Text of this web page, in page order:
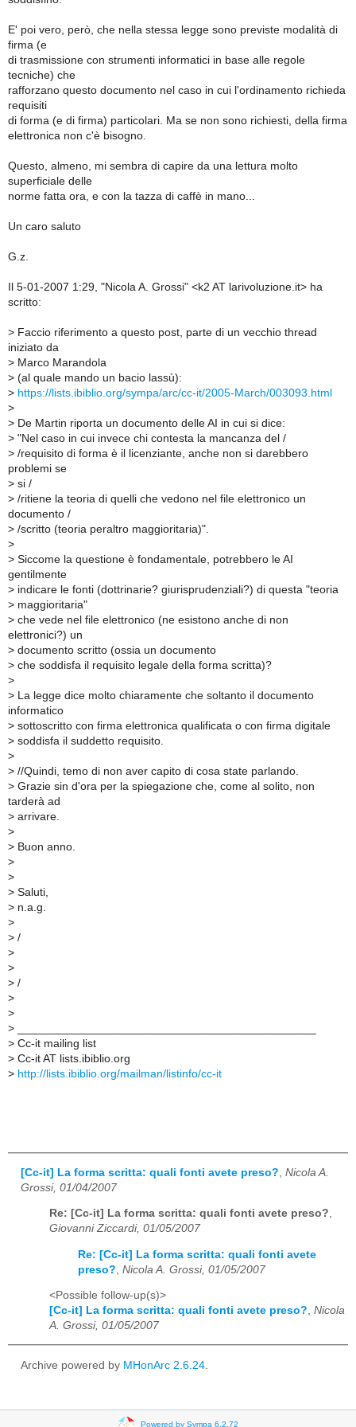
E' poi vero, però, che nella stessa legge sono previste modalità di
firma (e
di trasmissione con strumenti informatici in base alle regole
tecniche) che
rafforzano questo documento nel caso in cui l'ordinamento richieda
requisiti
di forma (e di firma) particolari. Ma se non sono richiesti, della firma
elettronica non c'è bisogno.
Questo, almeno, mi sembra di capire da una lettura molto
superficiale delle
norme fatta ora, e con la tazza di caffè in mano...
Un caro saluto
G.z.
Il 5-01-2007 1:29, "Nicola A. Grossi" <k2 AT larivoluzione.it> ha
scritto:
> Faccio riferimento a questo post, parte di un vecchio thread
iniziato da
> Marco Marandola
> (al quale mando un bacio lassù):
> https://lists.ibiblio.org/sympa/arc/cc-it/2005-March/003093.html
>
> De Martin riporta un documento delle AI in cui si dice:
> "Nel caso in cui invece chi contesta la mancanza del /
> /requisito di forma è il licenziante, anche non si darebbero
problemi se
> si /
> /ritiene la teoria di quelli che vedono nel file elettronico un
documento /
> /scritto (teoria peraltro maggioritaria)".
>
> Siccome la questione è fondamentale, potrebbero le AI
gentilmente
> indicare le fonti (dottrinarie? giurisprudenziali?) di questa "teoria
> maggioritaria"
> che vede nel file elettronico (ne esistono anche di non
elettronici?) un
> documento scritto (ossia un documento
> che soddisfa il requisito legale della forma scritta)?
>
> La legge dice molto chiaramente che soltanto il documento
informatico
> sottoscritto con firma elettronica qualificata o con firma digitale
> soddisfa il suddetto requisito.
>
> //Quindi, temo di non aver capito di cosa state parlando.
> Grazie sin d'ora per la spiegazione che, come al solito, non
tarderà ad
> arrivare.
>
> Buon anno.
>
>
> Saluti,
> n.a.g.
>
> /
>
>
> /
>
>
>
> Cc-it mailing list
> Cc-it AT lists.ibiblio.org
> http://lists.ibiblio.org/mailman/listinfo/cc-it
[Cc-it] La forma scritta: quali fonti avete preso? Nicola A.
Grossi, 01/04/2007
Re: [Cc-it] La forma scritta: quali fonti avete preso?,
Giovanni Ziccardi, 01/05/2007
Re: [Cc-it] La forma scritta: quali fonti avete
preso? Nicola A. Grossi, 01/05/2007
<Possible follow-up(s)>
[Cc-it] La forma scritta: quali fonti avete preso?, Nicola
A. Grossi, 01/05/2007
Archive powered by MHonArc 2.6.24
Powered by Sympa 6.2.72